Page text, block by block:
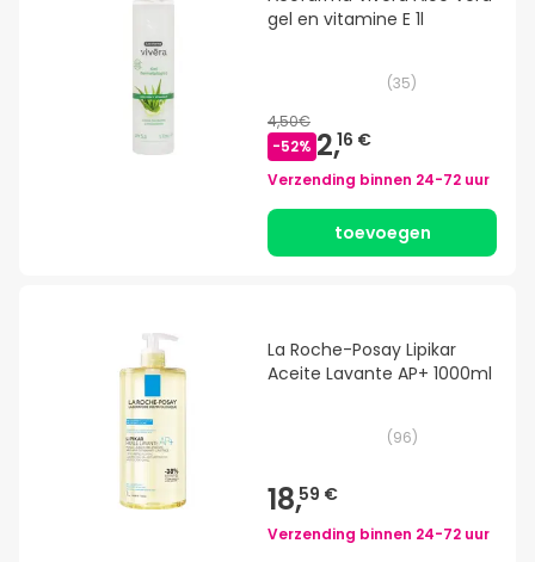
gel en vitamine E 1l
(35)
4,50€
-52% 2,16 €
Verzending binnen 24-72 uur
toevoegen
La Roche-Posay Lipikar
Aceite Lavante AP+ 1000ml
(96)
18,59 €
Verzending binnen 24-72 uur